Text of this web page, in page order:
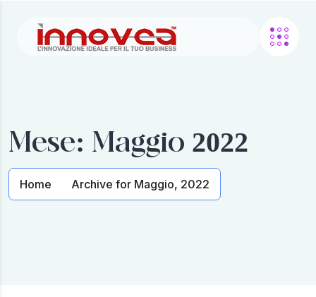
Mese: Maggio 2022
Home Archive for Maggio, 2022